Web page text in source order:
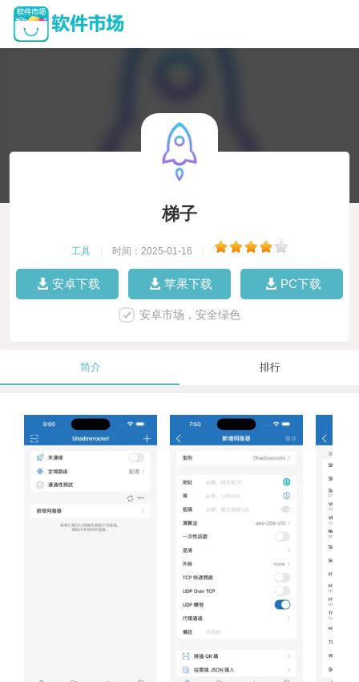
梯子
工具 时间：2025-01-16
安卓下载 苹果下载 PC下载
安卓市场，安全绿色
简介 排行